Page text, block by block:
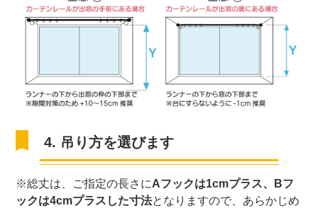
4. 吊り方を選びます
※総丈は、ご指定の長さにAフックは1cmプラス、Bフ
ックは4cmプラスした寸法となりますので、あらかじめ